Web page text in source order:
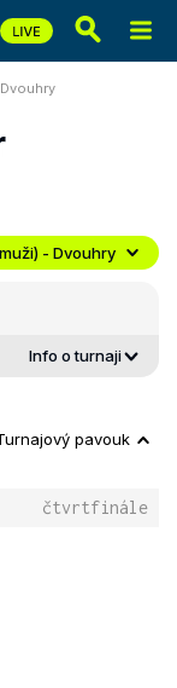
- Dvouhry
Info o turnaji
pavouk
čtvrtfinále